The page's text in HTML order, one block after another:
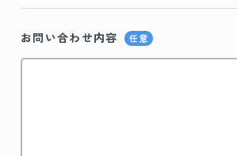
お問い合わせ内容 任意